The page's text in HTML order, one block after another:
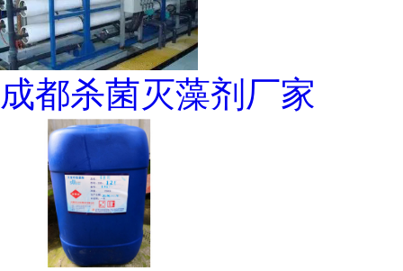
成都杀菌灭藻剂厂家